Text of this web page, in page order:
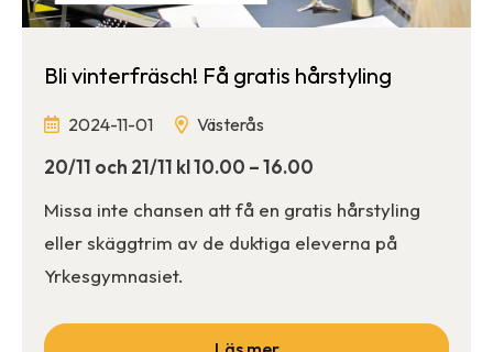
Bli vinterfräsch! Få gratis hårstyling
2024-11-01 Västerås
20/11 och 21/11 kl 10.00 – 16.00
Missa inte chansen att få en gratis hårstyling
eller skäggtrim av de duktiga eleverna på
Yrkesgymnasiet.